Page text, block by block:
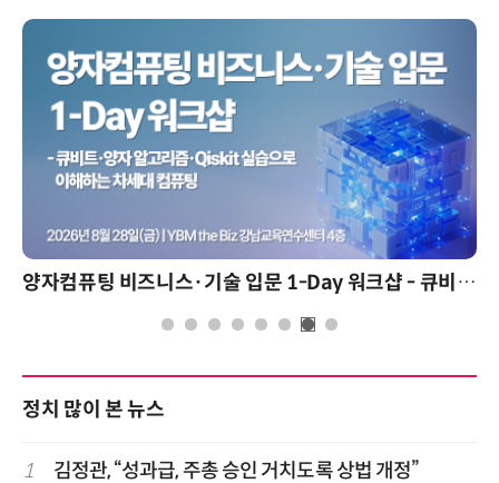
양자컴퓨팅 비즈니스·기술 입문 1-Day 워크샵 - 큐비트·양자 알고리듬·Qiskit 실습으로 이해하는 차세대
정치 많이 본 뉴스
1 김정관, “성과급, 주총 승인 거치도록 상법 개정”